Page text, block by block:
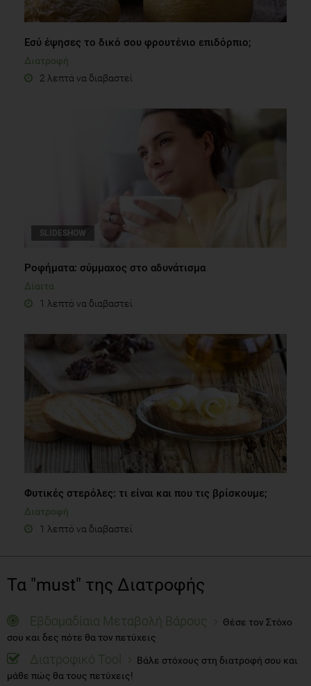
Εσύ έψησες το δικό σου φρουτένιο επιδόρπιο;
Διατροφή
2 λεπτά να διαβαστεί
SLIDESHOW
Ροφήματα: σύμμαχος στο αδυνάτισμα
Δίαιτα
1 λεπτό να διαβαστεί
Φυτικές στερόλες: τι είναι και που τις βρίσκουμε;
Διατροφή
1 λεπτό να διαβαστεί
Τα "must" της Διατροφής
Εβδομαδίαια Μεταβολή Βάρους
Θέσε τον Στόχο
σου και δες πότε θα τον πετύχεις
Διατροφικό Tool
Βάλε στόχους στη διατροφή σου και
μάθε πώς θα τους πετύχεις!